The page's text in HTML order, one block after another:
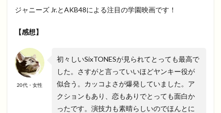
ジャニーズ Jr.とAKB48による注目の学園映画です！
【感想】
20代・女性
初々しいSixTONESが見られてとっても最高で
した。さすがと言っていいほどヤンキー役が
似合う。カッコよさが爆発していました。ア
クションもあり、恋もありでとっても面白か
ったです。演技力も素晴らしいのでほんとに